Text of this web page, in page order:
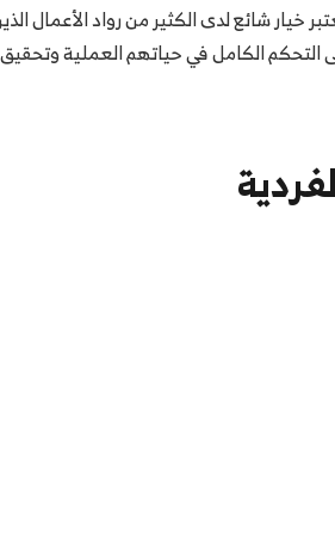
خيار شائع لدى الكثير من رواد
التحكم الكامل في حياتهم العملية